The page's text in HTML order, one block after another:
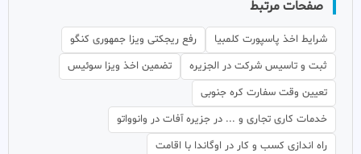
صفحات مرتبط
شرایط اخذ پاسپورت کلمبیا
رفع ریجکتی ویزا جمهوری کنگو
ثبت و تاسیس شرکت در الجزیره
تضمین اخذ ویزا سوئیس
تعیین وقت سفارت کره جنوبی
خدمات کاری تجاری و ... در جزیره آفات در وانوواتو
راه اندازی کسب و کار در اوگاندا با اقامت